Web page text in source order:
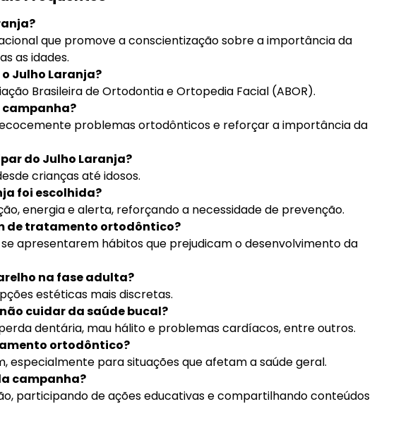
que promove a conscientização sobre a importância da
as idades.
Julho Laranja?
Brasileira de Ortodontia e Ortopedia Facial (ABOR).
campanha?
problemas ortodônticos e reforçar a importância da
do Julho Laranja?
crianças até idosos.
foi escolhida?
energia e alerta, reforçando a necessidade de prevenção.
de tratamento ortodôntico?
apresentarem hábitos que prejudicam o desenvolvimento da
na fase adulta?
estéticas mais discretas.
cuidar da saúde bucal?
dentária, mau hálito e problemas cardíacos, entre outros.
ortodôntico?
especialmente para situações que afetam a saúde geral.
campanha?
participando de ações educativas e compartilhando conteúdos